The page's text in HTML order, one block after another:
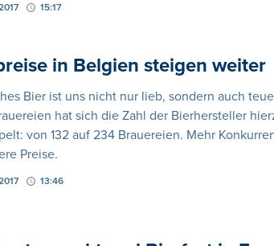
15:17
in Belgien steigen weiter
Bier ist uns nicht nur lieb, sondern auch
hat sich die Zahl der Bierhersteller
von 132 auf 234 Brauereien. Mehr
Preise.
13:46